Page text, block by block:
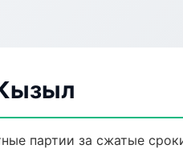
партии за сжатые